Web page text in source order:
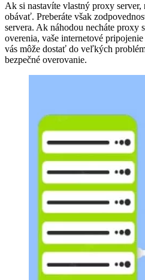
Ak si nastavíte vlastný proxy server,
obávať. Preberáte však
servera. Ak náhodou necháte proxy
overenia, vaše internetové
vás môže dostať do veľkých
bezpečné overovanie.